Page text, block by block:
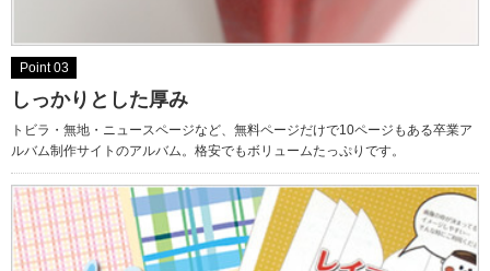
Point 03
しっかりとした厚み
トビラ・無地・ニュースページなど、無料ページだけで10ページもある卒業ア
ルバム制作サイトのアルバム。格安でもボリュームたっぷりです。